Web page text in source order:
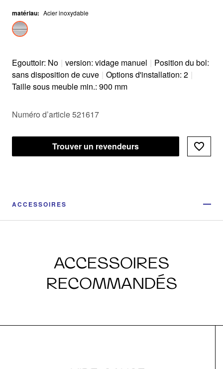
matériau: Acier inoxydable
Egouttoir: No | version: vidage manuel | Position du bol:
sans disposition de cuve | Options d'installation: 2 |
Taille sous meuble min.: 900 mm
Numéro d’article 521617
Trouver un revendeurs
ACCESSOIRES
ACCESSOIRES
RECOMMANDÉS